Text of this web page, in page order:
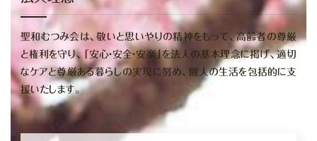
聖和むつみ会は、敬いと思いやりの精神をもって、高齢者の尊厳
と権利を守り、 「安心・安全・安楽」を法人の基本理念に掲げ、適切
なケアと尊厳ある暮らしの実現に努め、個人の生活を包括的に支
援いたします。